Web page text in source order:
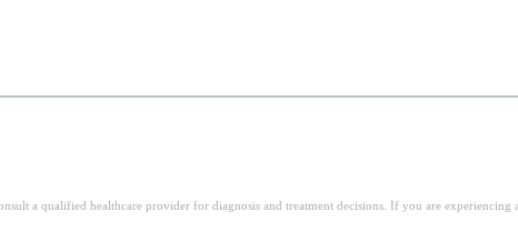
a qualified healthcare provider for diagnosis and treatment decisions. If you are experiencing